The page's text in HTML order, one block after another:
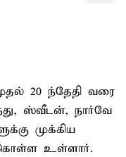
20 ந்தேதி வரை
ஸ்வீடன், நார்வே
முக்கிய
உள்ளார்.